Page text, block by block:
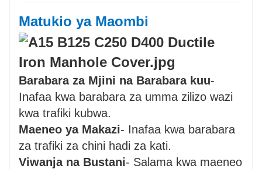
Matukio ya Maombi
Barabara za Mjini na Barabara kuu-
Inafaa kwa barabara za umma zilizo wazi
kwa trafiki kubwa.
Maeneo ya Makazi- Inafaa kwa barabara
za trafiki za chini hadi za kati.
Viwanja na Bustani- Salama kwa maeneo